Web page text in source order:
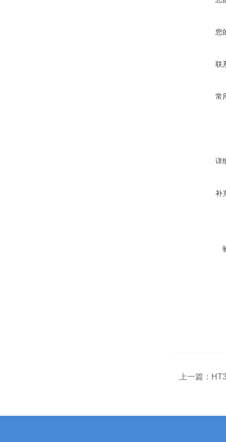
您
联
常
详
补
上一篇：